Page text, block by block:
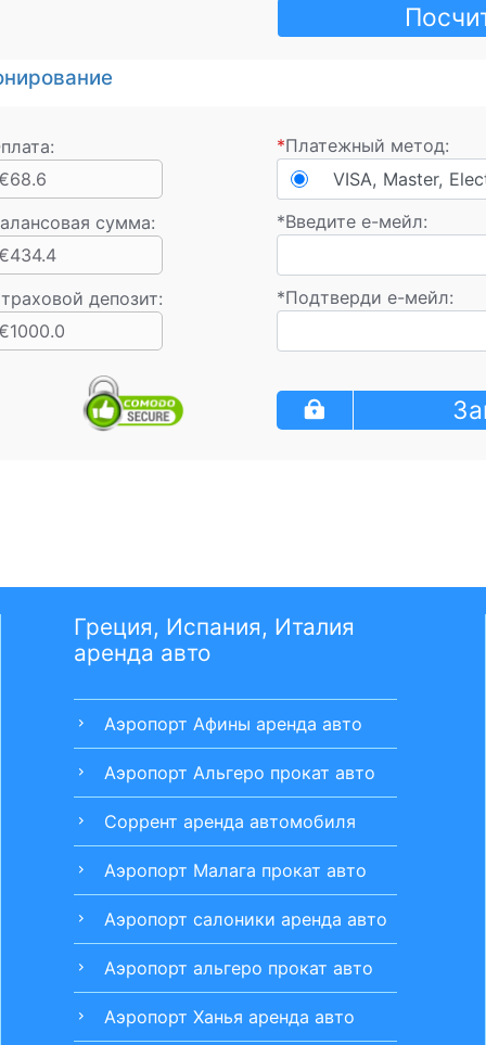
*Платежный метод:
VISA, Master,
сумма:
*Введите e-мейл:
депозит:
*Подтверди е-мейл:
Греция, Испания, Италия
аренда авто
chevron_right Аэропорт Афины aренда авто
chevron_right Аэропорт Альгеро прокат авто
chevron_right Соррент аренда автомобиля
chevron_right Аэропорт Малага прокат авто
chevron_right Аэропорт салоники аренда авто
chevron_right Аэропорт альгеро прокат авто
chevron_right Аэропорт Ханья аренда авто